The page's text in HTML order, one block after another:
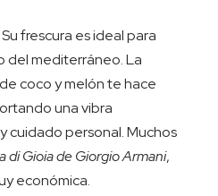
Su frescura es ideal para
del mediterráneo. La
coco y melón te hace
una vibra
cuidado personal. Muchos
di Gioia de Giorgio Armani,
económica.